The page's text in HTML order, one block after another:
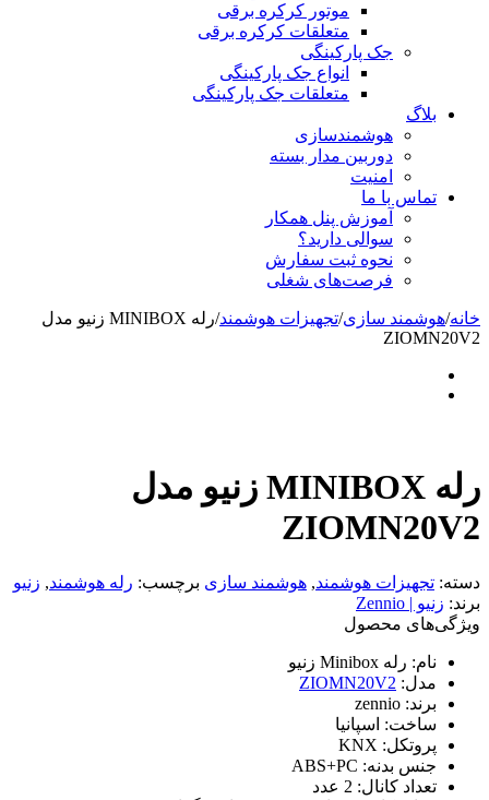
موتور کرکره برقی
متعلقات کرکره برقی
جک پارکینگی
انواع جک پارکینگی
متعلقات جک پارکینگی
بلاگ
هوشمندسازی
دوربین مدار بسته
امنیت
تماس با ما
آموزش پنل همکار
سوالی دارید؟
نحوه ثبت سفارش
فرصت‌های شغلی
خانه/هوشمند سازی/تجهیزات هوشمند/
رله MINIBOX زنیو مدل
ZIOMN20V2
رله MINIBOX زنیو مدل
ZIOMN20V2
دسته: تجهیزات هوشمند, هوشمند سازی برچسب: رله هوشمند, زنیو
برند: زنیو | Zennio
ویژگی‌های محصول
نام: رله Minibox زنیو
مدل: ZIOMN20V2
برند: zennio
ساخت: اسپانیا
پروتکل: KNX
جنس بدنه: ABS+PC
تعداد کانال: 2 عدد